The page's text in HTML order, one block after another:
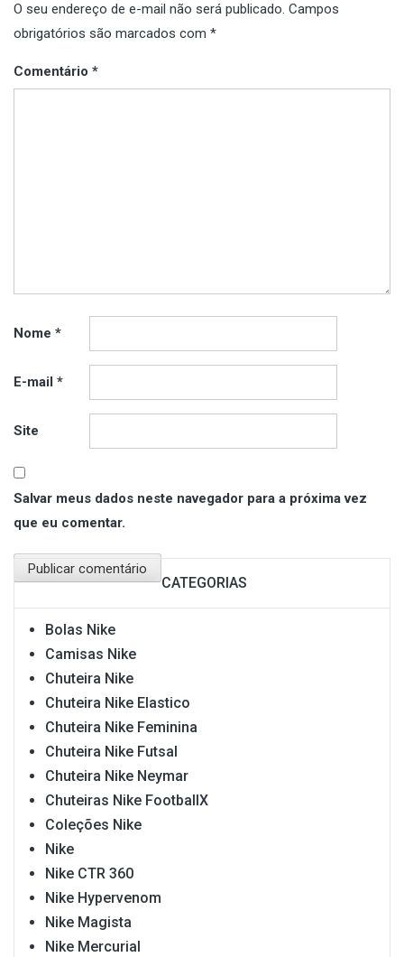
O seu endereço de e-mail não será publicado. Campos
obrigatórios são marcados com *
Comentário *
Nome *
E-mail *
Site
Salvar meus dados neste navegador para a próxima vez
que eu comentar.
CATEGORIAS
Bolas Nike
Camisas Nike
Chuteira Nike
Chuteira Nike Elastico
Chuteira Nike Feminina
Chuteira Nike Futsal
Chuteira Nike Neymar
Chuteiras Nike FootballX
Coleções Nike
Nike
Nike CTR 360
Nike Hypervenom
Nike Magista
Nike Mercurial